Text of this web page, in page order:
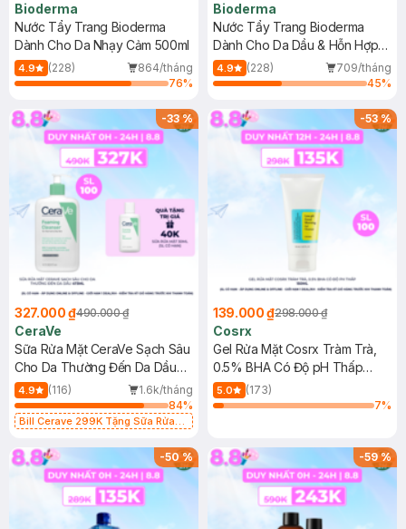
Bioderma
Nước Tẩy Trang Bioderma
Dành Cho Da Nhạy Cảm 500ml
4.9 (228)
864/tháng
76%
Bioderma
Nước Tẩy Trang Bioderma
Dành Cho Da Dầu & Hỗn Hợp
500ml
4.9 (228)
709/tháng
45%
-33%
327.000 ₫490.000 ₫
CeraVe
Sữa Rửa Mặt CeraVe Sạch Sâu
Cho Da Thường Đến Da Dầu
473ml
4.9 (116)
1.6k/tháng
84%
Bill Cerave 299K Tặng Sữa Rửa
-53%
139.000 ₫298.000 ₫
Cosrx
Gel Rửa Mặt Cosrx Tràm Trà,
0.5% BHA Có Độ pH Thấp
150ml
5.0
(173)
7%
-50% -59%